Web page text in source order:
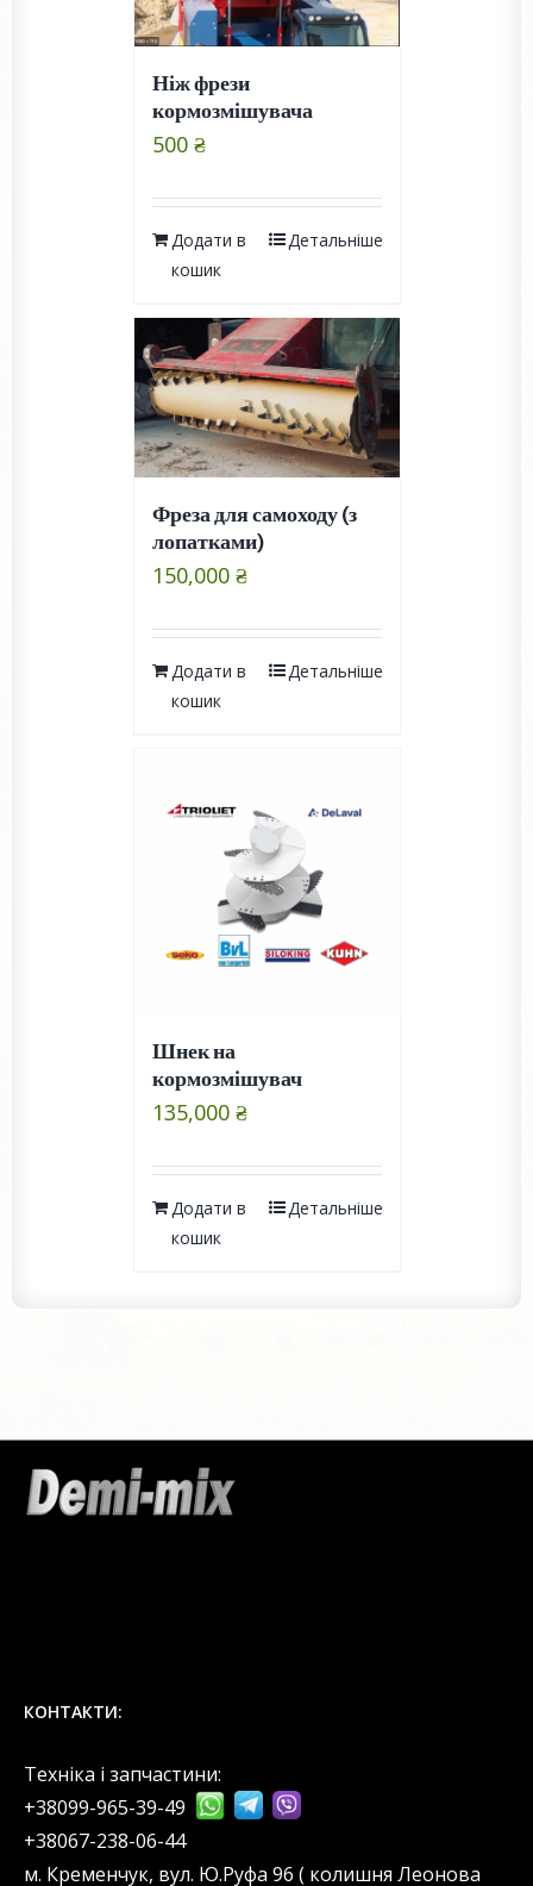
Ніж фрези
кормозмішувача
500 ₴
Додати в
кошик
Детальніше
Фреза для самоходу (з
лопатками)
150,000 ₴
Додати в
кошик
Детальніше
Шнек на
кормозмішувач
135,000 ₴
Додати в
кошик
Детальніше
КОНТАКТИ:
Техніка і запчастини:
+38099-965-39-49
‎+38067-238-06-44
м. Кременчук, вул. Ю.Руфа 96 ( колишня Леонова